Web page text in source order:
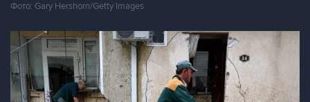
Фото: Gary Hershorn/Getty Images